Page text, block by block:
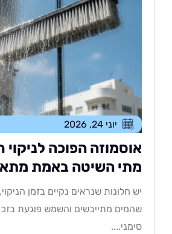
יוני 24, 2026
הפוכה לניקוי
השיטה באמת מתאימה?
חלונות שנראים נקיים בזמן הניקוי, אבל
מתייבשים והשמש פוגעת בזכוכית,